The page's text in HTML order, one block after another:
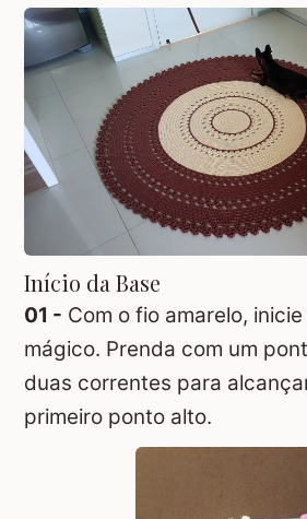
Início da Base
01 - Com o fio amarelo,
mágico. Prenda com um
duas correntes para
primeiro ponto alto.